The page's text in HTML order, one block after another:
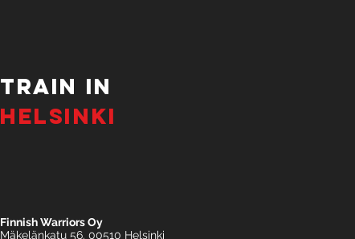
tRAIN IN
HELSINKI
Finnish Warriors Oy
Mäkelänkatu 56. 00510 Helsinki